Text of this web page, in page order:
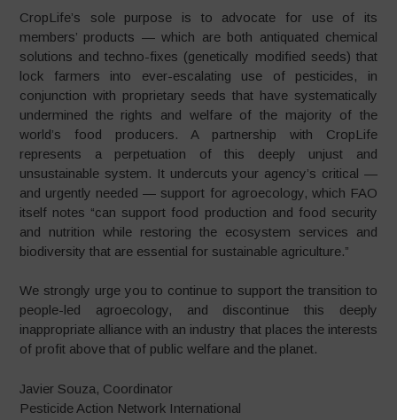
CropLife’s sole purpose is to advocate for use of its
members’ products — which are both antiquated chemical
solutions and techno-fixes (genetically modified seeds) that
lock farmers into ever-escalating use of pesticides, in
conjunction with proprietary seeds that have systematically
undermined the rights and welfare of the majority of the
world’s food producers. A partnership with CropLife
represents a perpetuation of this deeply unjust and
unsustainable system. It undercuts your agency’s critical —
and urgently needed — support for agroecology, which FAO
itself notes “can support food production and food security
and nutrition while restoring the ecosystem services and
biodiversity that are essential for sustainable agriculture.”
We strongly urge you to continue to support the transition to
people-led agroecology, and discontinue this deeply
inappropriate alliance with an industry that places the interests
of profit above that of public welfare and the planet.
Javier Souza, Coordinator
Pesticide Action Network International